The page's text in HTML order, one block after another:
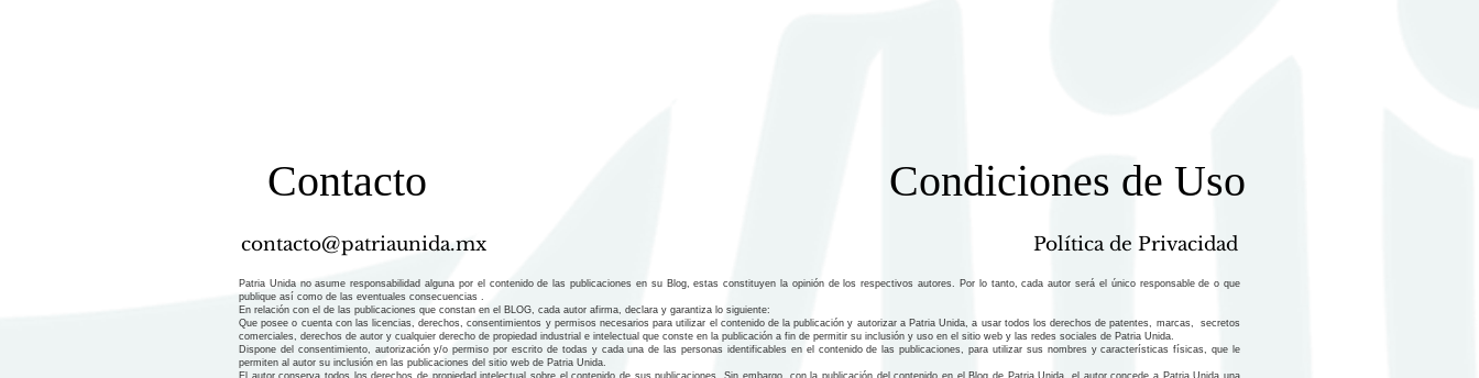
Contacto
contacto@patriaunida.mx
Condiciones de Uso
Política de Privacidad
Patria Unida no asume responsabilidad alguna por el contenido de las publicaciones en su Blog, estas constituyen la opinión de los respectivos autores. Por lo tanto, cada autor será el único responsable de o que
publique así como de las eventuales consecuencias .
En relación con el de las publicaciones que constan en el BLOG, cada autor afirma, declara y garantiza lo siguiente:
Que posee o cuenta con las licencias, derechos, consentimientos y permisos necesarios para utilizar el contenido de la publicación y autorizar a Patria Unida, a usar todos los derechos de patentes, marcas, secretos
comerciales, derechos de autor y cualquier derecho de propiedad industrial e intelectual que conste en la publicación a fin de permitir su inclusión y uso en el sitio web y las redes sociales de Patria Unida.
Dispone del consentimiento, autorización y/o permiso por escrito de todas y cada una de las personas identificables en el contenido de las publicaciones, para utilizar sus nombres y características físicas, que le
permiten al autor su inclusión en las publicaciones del sitio web de Patria Unida.